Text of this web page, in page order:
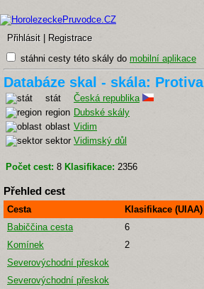
Přihlásit Registrace
stáhni cesty této skály do mobilní aplikace
Databáze skal - skála: Protiva
stát
Česká republika
region Dubské skály
oblast Vidim
sektor Vidimský důl
Počet cest: 8 Klasifikace: 2356
Přehled cest
Cesta Klasifikace (UIAA)
Babiččina cesta
6
Komínek
2
Severovýchodní přeskok
Severovýchodní přeskok